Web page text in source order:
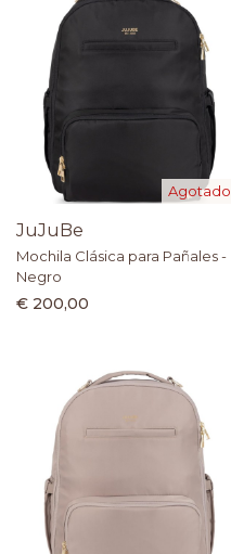
Agotado
JuJuBe
Mochila Clásica para Pañales -
Negro
€ 200,00